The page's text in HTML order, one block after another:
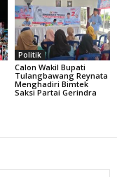
Politik
Calon Wakil Bupati
Tulangbawang Reynata
Menghadiri Bimtek
Saksi Partai Gerindra